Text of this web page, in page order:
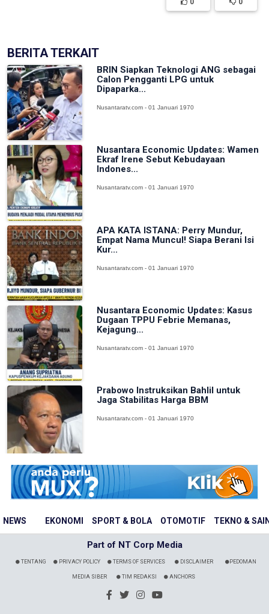
NEWS EKONOMI SPORT & BOLA OTOMOTIF TEKNO &
0 0
BERITA TERKAIT
BRIN Siapkan Teknologi ANG sebagai
Calon Pengganti LPG untuk
Dipaparka...
Nusantaratv.com - 01 Januari 1970
Nusantara Economic Updates: Wamen
Ekraf Irene Sebut Kebudayaan
Indones...
Nusantaratv.com - 01 Januari 1970
APA KATA ISTANA: Perry Mundur,
Empat Nama Muncul! Siapa Berani Isi
Kur...
Nusantaratv.com - 01 Januari 1970
Nusantara Economic Updates: Kasus
Dugaan TPPU Febrie Memanas,
Kejagung...
Nusantaratv.com - 01 Januari 1970
Prabowo Instruksikan Bahlil untuk
Jaga Stabilitas Harga BBM
Nusantaratv.com - 01 Januari 1970
Part of NT Corp Media
TENTANG PRIVACY POLICY TERMS OF SERVICES DISCLAIMER PEDOMAN
MEDIA SIBER TIM REDAKSI ANCHORS